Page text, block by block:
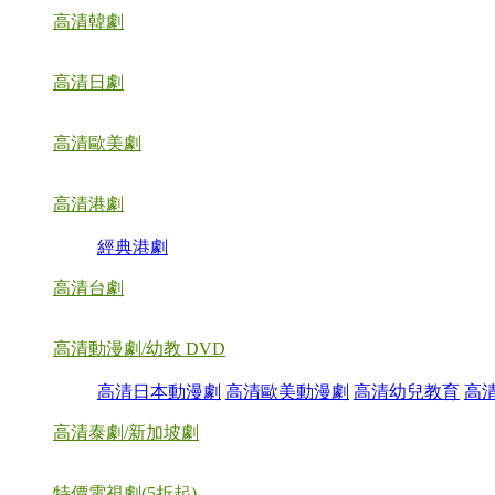
高清韓劇
高清日劇
高清歐美劇
高清港劇
經典港劇
高清台劇
高清動漫劇/幼教 DVD
高清日本動漫劇 高清歐美動漫劇 高清幼兒教育 高
高清泰劇/新加坡劇